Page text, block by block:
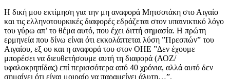
Η δική μου εκτίμηση για την μη αναφορά Μητσοτάκη στο Αιγαίο
και τις ελληνοτουρκικές διαφορές εδράζεται στον υπαινικτικό λόγο
του γύρω απ’ το θέμα αυτό, που έχει διττή σημασία. Η πρώτη
ερμηνεία που δίνω είναι ότι εκκολάπτεται λύση ”Πρεσπών” του
Αιγαίου, εξ ου και η αναφορά του στον ΟΗΕ ”Δεν έχουμε
μπορέσει να διευθετήσουμε αυτή τη διαφορά (ΑΟΖ/
υφαλοκρηπίδας) επί περισσότερα από 40 χρόνια, αλλά αυτό δεν
σημαίνει ότι είναι μοιραίο να παραμείνει άλυτη…”.